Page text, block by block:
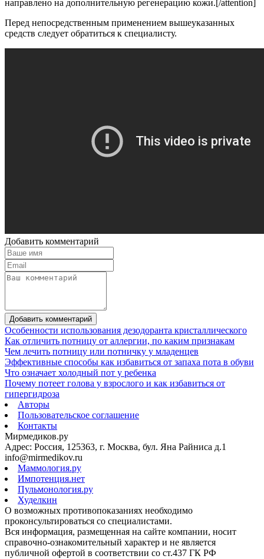
направлено на дополнительную регенерацию кожи.[/attention]
Перед непосредственным применением вышеуказанных
средств следует обратиться к специалисту.
Добавить комментарий
Добавить комментарий
Особенности использования дезодоранта кристаллического
Как отличить потницу от аллергии, по каким признакам
Чем лечить потницу или потничку у младенцев
Эффективные способы как избавиться от запаха пота в обуви
Что означает холодный пот у ребенка
Почему потеет голова у взрослого и как избавиться от
гипергидроза
Авторы
Пользовательское соглашение
Контакты
Мирмедиков.ру
Адрес: Россия, 125363, г. Москва, бул. Яна Райниса д.1
info@mirmedikov.ru
Маммология.ру
Импотенция.нет
Пульмонология.ру
Худелкин
О возможных противопоказаниях необходимо
проконсультироваться со специалистами.
Вся информация, размещенная на сайте компании, носит
справочно-ознакомительный характер и не является
публичной офертой в соответствии со ст.437 ГК РФ